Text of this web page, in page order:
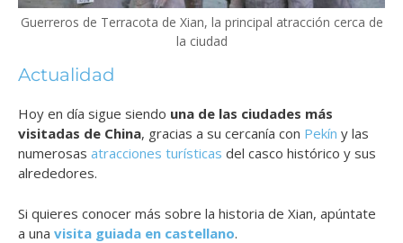
Guerreros de Terracota de Xian, la principal atracción cerca de
la ciudad
Actualidad
Hoy en día sigue siendo una de las ciudades más
visitadas de China, gracias a su cercanía con Pekín y las
numerosas atracciones turísticas del casco histórico y sus
alrededores.
Si quieres conocer más sobre la historia de Xian, apúntate
a una visita guiada en castellano.